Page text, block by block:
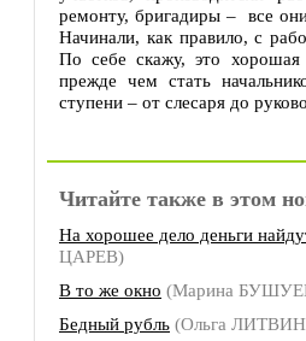
ремонту, бригадиры – все
Начинали, как правило, с
По себе скажу, это
прежде чем стать
ступени – от слесаря до
Читайте также в этом
На хорошее дело деньги
ЦАРЕВ)
В то же окно (Марина
Бедный рубль (Ольга